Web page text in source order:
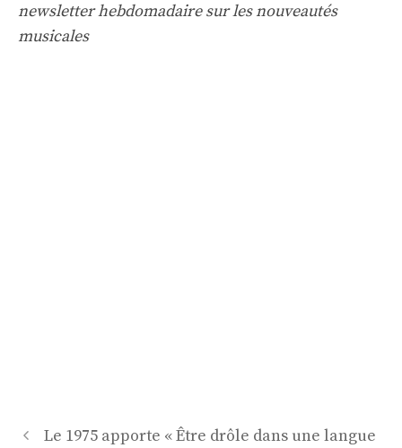
newsletter hebdomadaire sur les nouveautés
musicales
Navigation
Le 1975 apporte « Être drôle dans une langue